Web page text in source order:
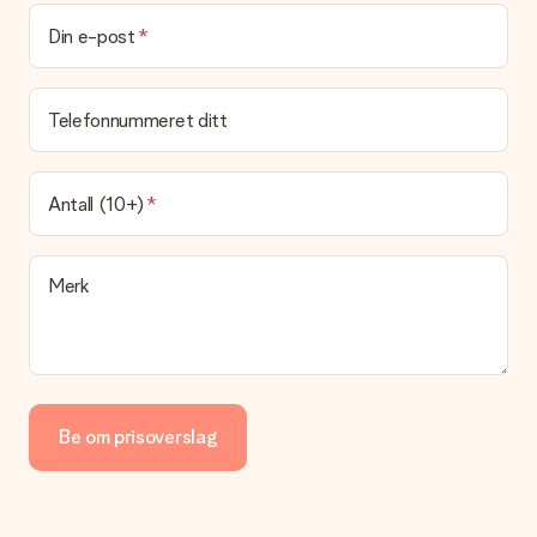
Kan jeg velge en leveringsdato?
Det er ikke mulig å velge en bestemt leveringsdato.
Leveringstiden er indikert på produktsiden til gaven. Du kan
stole på at vår operatør leverer gaven din denne dagen.
Hvilke leveringsalternativer kan jeg velge mellom?
For tiden er det ikke mulig å velge et leveringsalternativ.
Gaven du bestiller sendes enten som en pakke eller som
postbokslevering. Vil du vite hvilket alternativ bestillingen din
faller inn under? Ta kontakt med vår kundeservice.
Vi tilbyr følgende betalingsmåter: Paypal, kredittkort, faktura
nettbanken vil levering av gaven din skje opptil 3 dager
senere. Dette er fordi det kan ta opptil 3 dager før betalingen
kommer fram.
Din e-post
Telefonnummeret ditt
Antall (10+)
Merk
Be om prisoverslag